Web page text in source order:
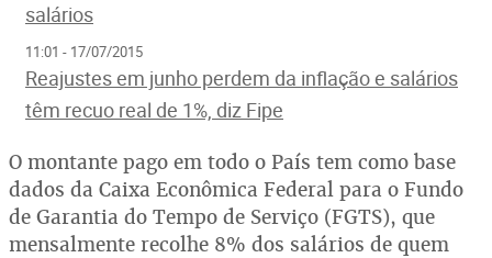
salários
11:01 - 17/07/2015
Reajustes em junho perdem da inflação e salários
têm recuo real de 1%, diz Fipe
O montante pago em todo o País tem como base
dados da Caixa Econômica Federal para o Fundo
de Garantia do Tempo de Serviço (FGTS), que
mensalmente recolhe 8% dos salários de quem